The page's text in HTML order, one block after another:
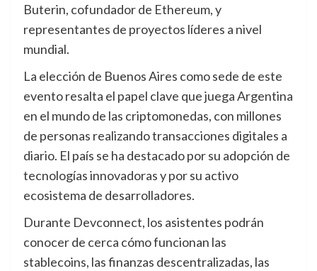
Buterin, cofundador de Ethereum, y
representantes de proyectos líderes a nivel
mundial.
La elección de Buenos Aires como sede de este
evento resalta el papel clave que juega Argentina
en el mundo de las criptomonedas, con millones
de personas realizando transacciones digitales a
diario. El país se ha destacado por su adopción de
tecnologías innovadoras y por su activo
ecosistema de desarrolladores.
Durante Devconnect, los asistentes podrán
conocer de cerca cómo funcionan las
stablecoins, las finanzas descentralizadas, las